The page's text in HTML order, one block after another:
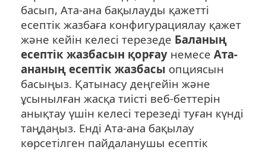
басып, Ата-ана бақылауды қажетті
есептік жазбаға конфигурациялау қажет
және кейін келесі терезеде Баланың
есептік жазбасын қорғау немесе Ата-
ананың есептік жазбасы опциясын
басыңыз. Қатынасу деңгейін және
ұсынылған жасқа тиісті веб-беттерін
анықтау үшін келесі терезеді туған күнді
таңдаңыз. Енді Ата-ана бақылау
көрсетілген пайдаланушы есептік